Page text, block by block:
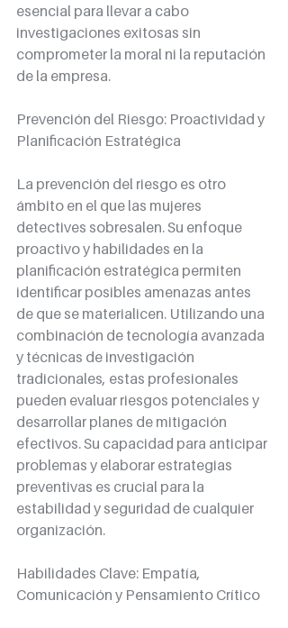
esencial para llevar a cabo
investigaciones exitosas sin
comprometer la moral ni la reputación
de la empresa.
Prevención del Riesgo: Proactividad y
Planificación Estratégica
La prevención del riesgo es otro
ámbito en el que las mujeres
detectives sobresalen. Su enfoque
proactivo y habilidades en la
planificación estratégica permiten
identificar posibles amenazas antes
de que se materialicen. Utilizando una
combinación de tecnología avanzada
y técnicas de investigación
tradicionales, estas profesionales
pueden evaluar riesgos potenciales y
desarrollar planes de mitigación
efectivos. Su capacidad para anticipar
problemas y elaborar estrategias
preventivas es crucial para la
estabilidad y seguridad de cualquier
organización.
Habilidades Clave: Empatía,
Comunicación y Pensamiento Crítico